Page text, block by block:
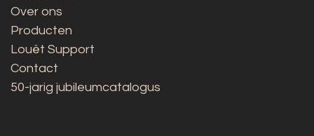
Over ons
Producten
Louët Support
Contact
50-jarig jubileumcatalogus